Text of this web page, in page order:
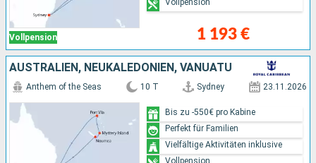
Vollpension 1 193 €
Vollpension
AUSTRALIEN, NEUKALEDONIEN, VANUATU
Anthem of the Seas 10 T Sydney 23.11.2026
Bis zu -550€ pro Kabine
Perfekt für Familien
Vielfältige Aktivitäten inklusive
Vollpension